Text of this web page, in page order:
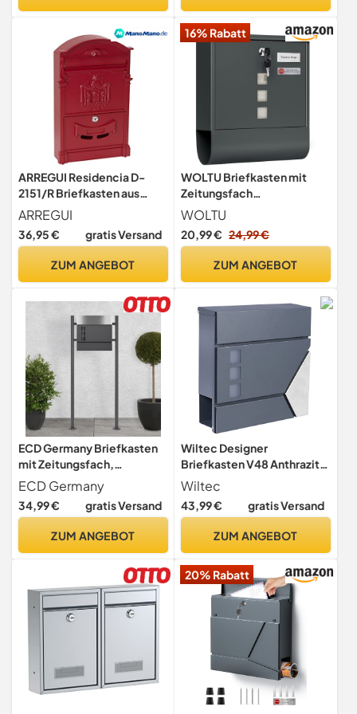
anthrazit GMB052G01
ARREGUI Residencia D-
2151/R Briefkasten aus
Aluminium im klassischen
Stil, Größe M (DIN A4),
Eleganter und Dekorativer
Draußen mit Namensschild,
ARREGUI
36,95 € gratis Versand
ZUM ANGEBOT
16% Rabatt
WOLTU Briefkasten mit
Zeitungsfach
Sichtfenstern, Postkasten
mit Namensschild
personalisiert,
abschließbar, inkl. 2
30,8 x 33,8 cm, Anthrazit
BK006an4
WOLTU
20,99 € 24,99 €
ZUM ANGEBOT
ECD Germany Briefkasten
mit Zeitungsfach,
Anthrazit/Silber,
37x10,5x36,5 cm, aus
Edelstahl, Sichtfenster,
Montagematerial,
Postkasten Mailbox
Zeitungsrolle
ECD Germany
34,99 € gratis Versand
ZUM ANGEBOT
Wiltec Designer
Briefkasten V48 Anthrazit
und Edelstahl 370 x 105 x
370 mm, Wandbriefkasten
mit Schloss, Sichtfenstern,
aus galvanisiertem Stahl
Wiltec
43,99 € gratis Versand
ZUM ANGEBOT
20% Rabatt